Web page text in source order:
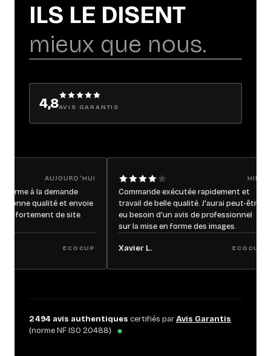
ILS LE DISENT
mieux que nous.
4,8AVIS GARANTIS
AUJOURD'HUI
à la demande
qualité et envoie
de site
ECOCUP
Commande exécutée rapidement et
travail de belle qualité. J'aurai peut-être
eu besoin d'un avis de professionnel
sur la mise en forme des images.
Xavier L. ECOCUP
2 494 avis authentiques certifiés parAvis Garantis
(norme NF ISO 20488)